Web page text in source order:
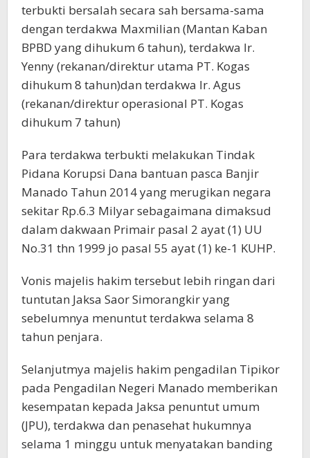
terbukti bersalah secara sah bersama-sama
dengan terdakwa Maxmilian (Mantan Kaban
BPBD yang dihukum 6 tahun), terdakwa Ir.
Yenny (rekanan/direktur utama PT. Kogas
dihukum 8 tahun)dan terdakwa Ir. Agus
(rekanan/direktur operasional PT. Kogas
dihukum 7 tahun)
Para terdakwa terbukti melakukan Tindak
Pidana Korupsi Dana bantuan pasca Banjir
Manado Tahun 2014 yang merugikan negara
sekitar Rp.6.3 Milyar sebagaimana dimaksud
dalam dakwaan Primair pasal 2 ayat (1) UU
No.31 thn 1999 jo pasal 55 ayat (1) ke-1 KUHP.
Vonis majelis hakim tersebut lebih ringan dari
tuntutan Jaksa Saor Simorangkir yang
sebelumnya menuntut terdakwa selama 8
tahun penjara.
Selanjutmya majelis hakim pengadilan Tipikor
pada Pengadilan Negeri Manado memberikan
kesempatan kepada Jaksa penuntut umum
(JPU), terdakwa dan penasehat hukumnya
selama 1 minggu untuk menyatakan banding